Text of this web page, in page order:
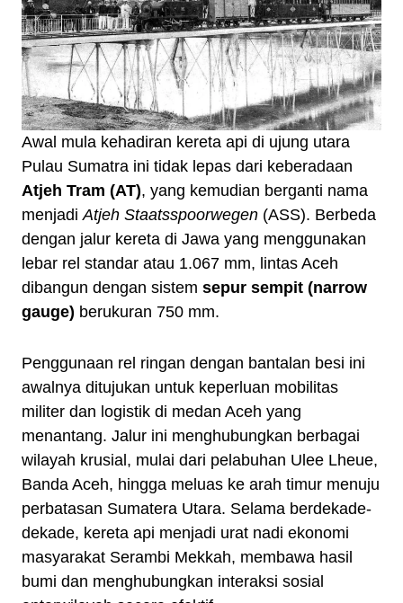
Awal mula kehadiran kereta api di ujung utara
Pulau Sumatra ini tidak lepas dari keberadaan
Atjeh Tram (AT), yang kemudian berganti nama
menjadiAtjeh Staatsspoorwegen (ASS). Berbeda
dengan jalur kereta di Jawa yang menggunakan
lebar rel standar atau 1.067 mm, lintas Aceh
dibangun dengan sistem sepur sempit (narrow
gauge) berukuran 750 mm.
Penggunaan rel ringan dengan bantalan besi ini
awalnya ditujukan untuk keperluan mobilitas
militer dan logistik di medan Aceh yang
menantang. Jalur ini menghubungkan berbagai
wilayah krusial, mulai dari pelabuhan Ulee Lheue,
Banda Aceh, hingga meluas ke arah timur menuju
perbatasan Sumatera Utara. Selama berdekade-
dekade, kereta api menjadi urat nadi ekonomi
masyarakat Serambi Mekkah, membawa hasil
bumi dan menghubungkan interaksi sosial